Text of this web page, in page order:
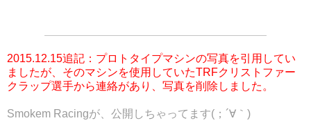
2015.12.15追記：プロトタイプマシンの写真を引用してい
ましたが、そのマシンを使用していたTRFクリストファー
クラップ選手から連絡があり、写真を削除しました。
Smokem Racingが、公開しちゃってます(；´∀｀)